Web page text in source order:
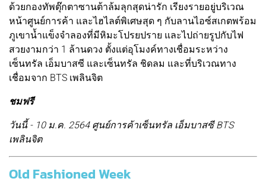
ด้วยกองทัพตุ๊กตาซานต้าล้มลุกสุดน่ารัก เรียงรายอยู่บริเวณ
หน้าศูนย์การค้า และไฮไลต์พิเศษสุด ๆ กับลานไอซ์สเกตพร้อม
ภูเขาน้ำแข็งจำลองที่มีหิมะโปรยปราย และไปถ่ายรูปกับไฟ
สวยงามกว่า 1 ล้านดวง ตั้งแต่อุโมงค์ทางเชื่อมระหว่าง
เซ็นทรัล เอ็มบาสซี และเซ็นทรัล ชิดลม และที่บริเวณทาง
เชื่อมจาก BTS เพลินจิต
ชมฟรี
วันนี้ - 10 ม.ค. 2564 ศูนย์การค้าเซ็นทรัล เอ็มบาสซี BTS
เพลินจิต
Old Fashioned Week